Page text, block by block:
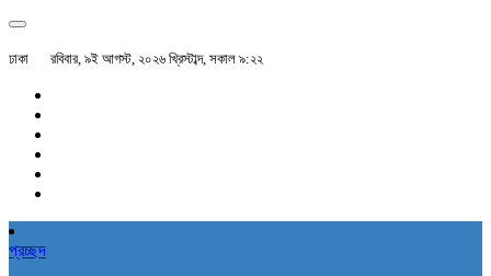
ঢাকা রবিবার, ৯ই আগস্ট, ২০২৬ খ্রিস্টাব্দ, সকাল ৯:২২
প্রচ্ছদ